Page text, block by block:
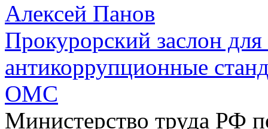
Алексей Панов
Прокурорский заслон
антикоррупционные
ОМС
Министерство труда РФ